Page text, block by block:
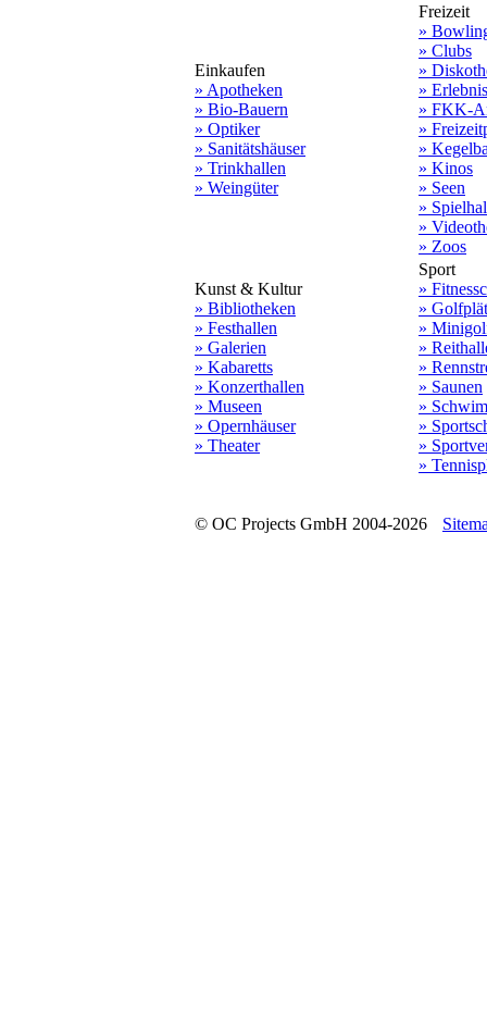
Einkaufen
» Apotheken
» Bio-Bauern
» Optiker
» Sanitätshäuser
» Trinkhallen
» Weingüter
Freizeit
»
» Clubs
»
»
» FKK-
»
»
» Kinos
» Seen
»
»
» Zoos
Kunst & Kultur
» Bibliotheken
» Festhallen
» Galerien
» Kabaretts
» Konzerthallen
» Museen
» Opernhäuser
» Theater
Sport
»
»
»
»
»
» Saunen
»
»
»
»
© OC Projects GmbH 2004-2026